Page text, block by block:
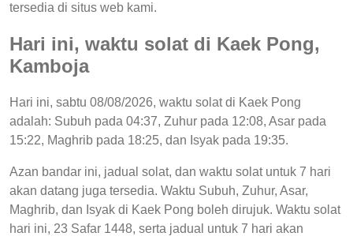
tersedia di situs web kami.
Hari ini, waktu solat di Kaek Pong,
Kamboja
Hari ini, sabtu 08/08/2026, waktu solat di Kaek Pong
adalah: Subuh pada 04:37, Zuhur pada 12:08, Asar pada
15:22, Maghrib pada 18:25, dan Isyak pada 19:35.
Azan bandar ini, jadual solat, dan waktu solat untuk 7 hari
akan datang juga tersedia. Waktu Subuh, Zuhur, Asar,
Maghrib, dan Isyak di Kaek Pong boleh dirujuk. Waktu solat
hari ini, 23 Safar 1448, serta jadual untuk 7 hari akan